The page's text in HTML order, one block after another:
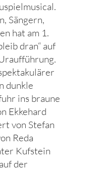
Sängern,
hat am 1.
dran“ auf
dunkle
ins braune
Ekkehard
von Stefan
Reda
Kufstein
der